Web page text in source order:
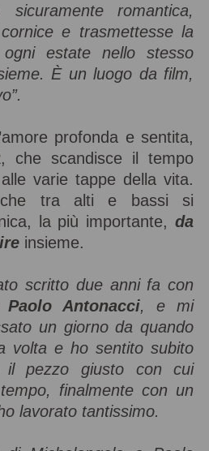
sicuramente romantica,
e trasmettesse la
estate nello stesso
È un luogo da film,
profonda e sentita,
, che scandisce il tempo
varie tappe della vita.
tra alti e bassi si
la più importante,da
insieme.
scritto due anni fa con
Paolo Antonacci, e mi
un giorno da quando
volta e ho sentito subito
il pezzo giusto con cui
finalmente con un
lavorato tantissimo.